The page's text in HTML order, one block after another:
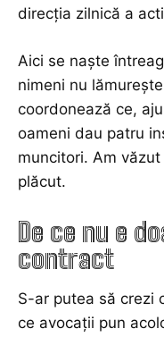
direcția zilnică a
Aici se naște
nimeni nu
coordonează ce,
oameni dau patru
muncitori. Am
plăcut.
De ce nu e
contract
S-ar putea să crezi
ce avocații pun